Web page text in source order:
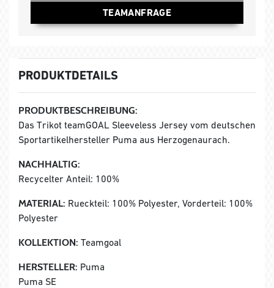
TEAMANFRAGE
PRODUKTDETAILS
PRODUKTBESCHREIBUNG:
Das Trikot teamGOAL Sleeveless Jersey vom deutschen
Sportartikelhersteller Puma aus Herzogenaurach.
NACHHALTIG:
Recycelter Anteil: 100%
MATERIAL: Rueckteil: 100% Polyester, Vorderteil: 100%
Polyester
KOLLEKTION: Teamgoal
HERSTELLER: Puma
Puma SE